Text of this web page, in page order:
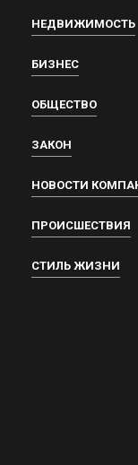
НЕДВИЖИМОСТЬ
БИЗНЕС
ОБЩЕСТВО
ЗАКОН
НОВОСТИ
ПРОИСШЕСТВИЯ
СТИЛЬ ЖИЗНИ